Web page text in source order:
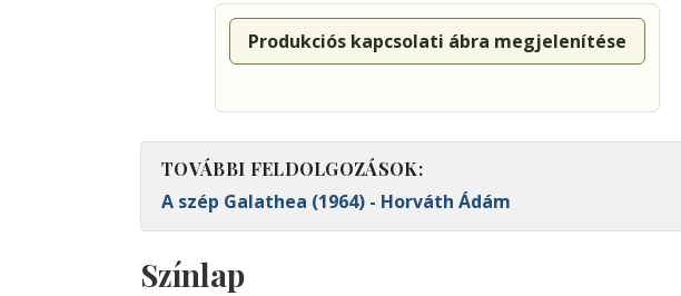
Produkciós kapcsolati ábra megjelenítése
TOVÁBBI FELDOLGOZÁSOK:
A szép Galathea (1964) - Horváth Ádám
Színlap